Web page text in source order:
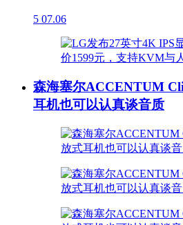
5 07.06
森海塞尔ACCENTUM
耳机也可以认真谈音质